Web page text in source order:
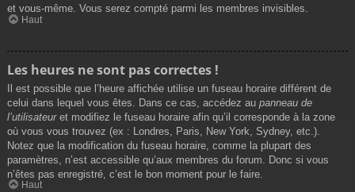
et vous-même. Vous serez compté parmi les membres invisibles.
Haut
Les heures ne sont pas correctes !
Il est possible que l’heure affichée utilise un fuseau horaire différent de
celui dans lequel vous êtes. Dans ce cas, accédez au panneau de
l’utilisateuret modifiez le fuseau horaire afin qu’il corresponde à la zone
où vous vous trouvez (ex : Londres, Paris, New York, Sydney, etc.).
Notez que la modification du fuseau horaire, comme la plupart des
paramètres, n’est accessible qu’aux membres du forum. Donc si vous
n’êtes pas enregistré, c’est le bon moment pour le faire.
Haut